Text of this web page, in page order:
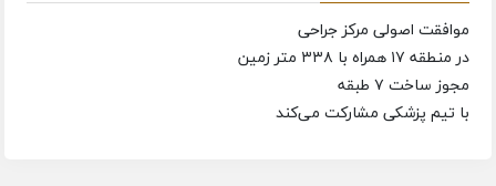
موافقت اصولی مرکز جراحی
در منطقه ۱۷ همراه با ۳۳۸ متر زمین
مجوز ساخت ۷ طبقه
با تیم پزشکی مشارکت می‌کند